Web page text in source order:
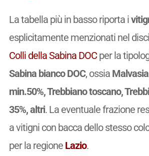
La tabella più in basso riporta i
esplicitamente menzionati nel
Colli della Sabina DOCper la
Sabina bianco DOC, ossia
min.50%, Trebbiano toscano,
35%, altri. La eventuale frazione
a vitigni con bacca dello stesso
per la regione Lazio.